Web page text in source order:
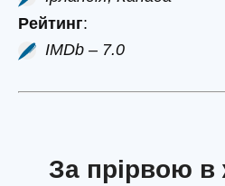
Рейтинг:
IMDb – 7.0
За прірвою в